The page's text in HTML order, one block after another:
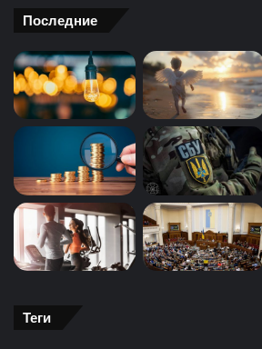
Последние
Теги